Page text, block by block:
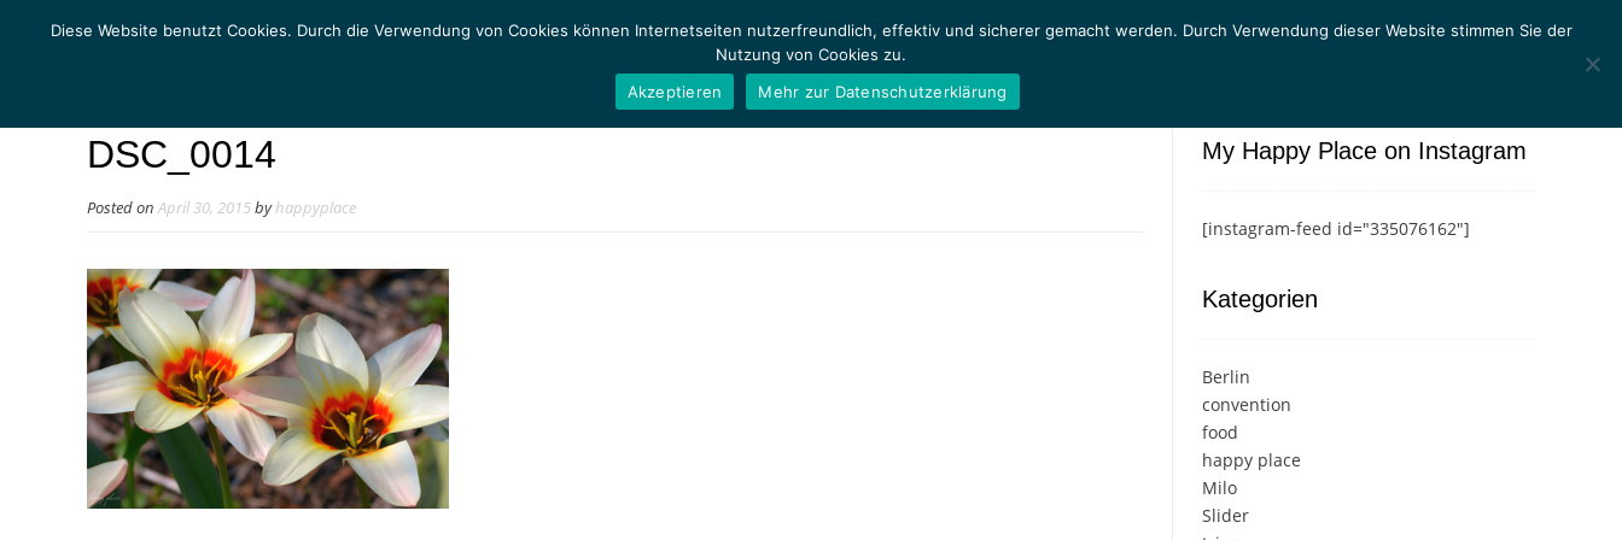
DSC_0014
Posted onApril 30, 2015byhappyplace
My Happy Place on Instagram
[instagram-feed id="335076162"]
Kategorien
Berlin
convention
food
happy place
Milo
Slider
Diese Website benutzt Cookies. Durch die Verwendung von Cookies können Internetseiten nutzerfreundlich, effektiv und sicherer gemacht werden. Durch Verwendung dieser Website stimmen Sie der
Nutzung von Cookies zu.
Akzeptieren
Mehr zur Datenschutzerklärung